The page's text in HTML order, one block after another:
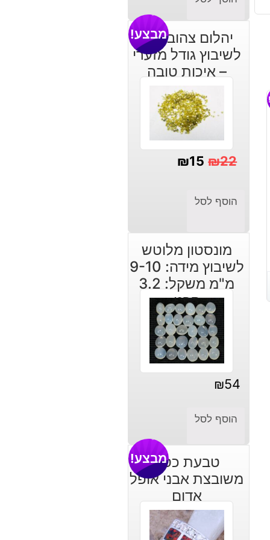
המקורי
היה:
₪3,153.
הנוכחי
הוא:
₪2,640.
יהלום צהוב גלם
לשיבוץ גודל מזערי
– איכות טובה
מבצע!
₪22
המקורי
₪22.
₪15
הנוכחי
₪15.
הוסף לסל
מונסטון מלוטש
לשיבוץ מידה: 9-10
מ"מ משקל: 3.2
קרט
₪54
הוסף לסל
טבעת כסף
משובצת אבני אופל
אדום
מבצע!